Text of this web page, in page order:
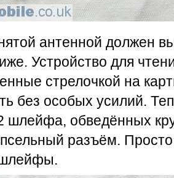
антенной должен
Устройство для
стрелочкой на
без особых усилий.
шлейфа, обведённых
разъём. Просто